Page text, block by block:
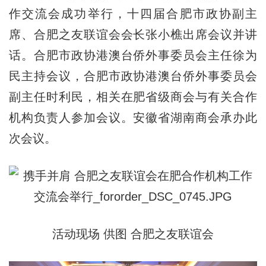
作交流会成功举行，十四届合肥市政协副主
席、合肥之友联谊会会长张小樵出席会议并讲
话。合肥市政协港澳台侨外事委员会主任徐为
民主持会议，合肥市政协港澳台侨外事委员会
副主任时利民，相关在肥省级商会与有关合作
机构负责人参加会议。安徽省湖南商会承办此
次会议。
活动现场 供图 合肥之友联谊会